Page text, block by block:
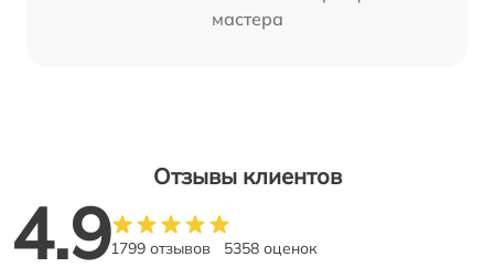
мастера
Отзывы клиентов
4.91799 отзывов 5358 оценок